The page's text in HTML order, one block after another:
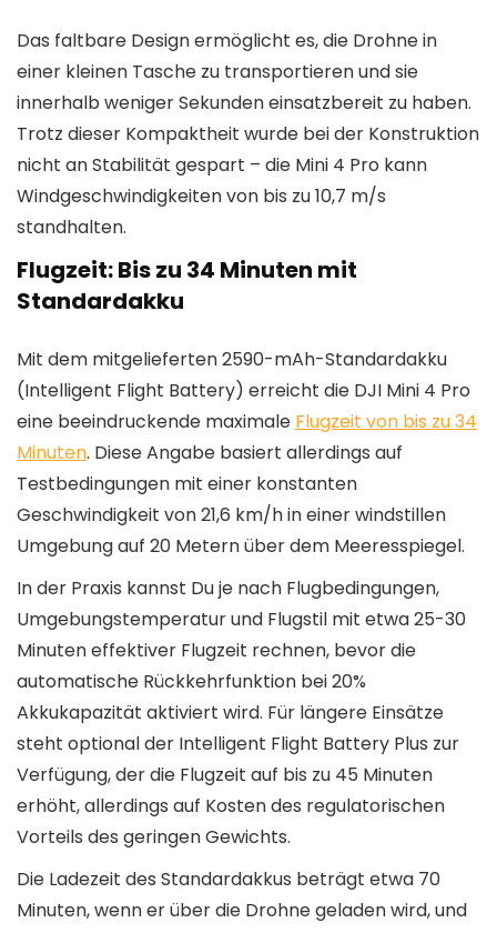
Das faltbare Design ermöglicht es, die Drohne in
einer kleinen Tasche zu transportieren und sie
innerhalb weniger Sekunden einsatzbereit zu haben.
Trotz dieser Kompaktheit wurde bei der Konstruktion
nicht an Stabilität gespart – die Mini 4 Pro kann
Windgeschwindigkeiten von bis zu 10,7 m/s
standhalten.
Flugzeit: Bis zu 34 Minuten mit
Standardakku
Mit dem mitgelieferten 2590-mAh-Standardakku
(Intelligent Flight Battery) erreicht die DJI Mini 4 Pro
eine beeindruckende maximale Flugzeit von bis zu 34
Minuten. Diese Angabe basiert allerdings auf
Testbedingungen mit einer konstanten
Geschwindigkeit von 21,6 km/h in einer windstillen
Umgebung auf 20 Metern über dem Meeresspiegel.
In der Praxis kannst Du je nach Flugbedingungen,
Umgebungstemperatur und Flugstil mit etwa 25-30
Minuten effektiver Flugzeit rechnen, bevor die
automatische Rückkehrfunktion bei 20%
Akkukapazität aktiviert wird. Für längere Einsätze
steht optional der Intelligent Flight Battery Plus zur
Verfügung, der die Flugzeit auf bis zu 45 Minuten
erhöht, allerdings auf Kosten des regulatorischen
Vorteils des geringen Gewichts.
Die Ladezeit des Standardakkus beträgt etwa 70
Minuten, wenn er über die Drohne geladen wird, und